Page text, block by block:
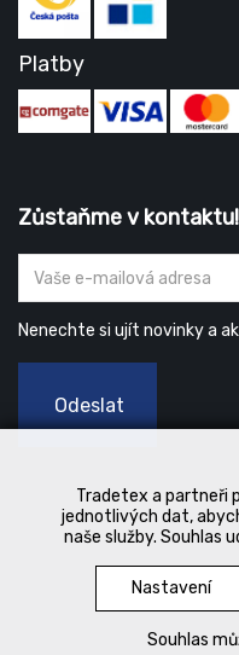
Tradetex a partneři
jednotlivých dat,
naše služby. Souhlas
Nastavení
Souhlas
Platby
Zůstaňme v kontaktu!
Nenechte si ujít novinky a
Odeslat